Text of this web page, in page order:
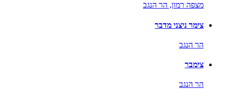
מצפה רמון, הר הנגב
צימר ניצני מדבר
הר הנגב
צימבר
הר הנגב